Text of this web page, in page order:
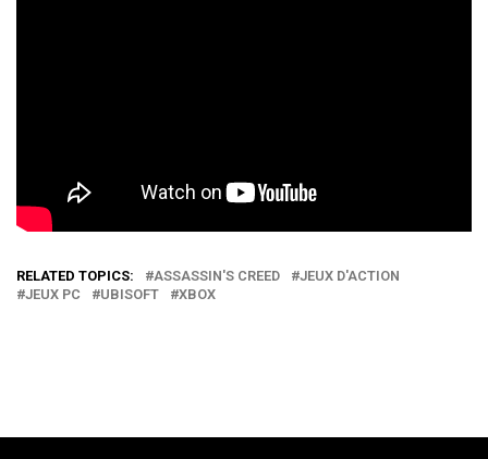
RELATED TOPICS: ASSASSIN'S CREED
JEUX D'ACTION
JEUX PC
UBISOFT XBOX